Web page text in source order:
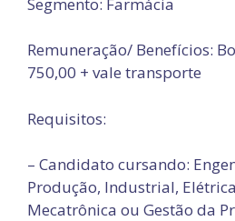
Remuneração/ Benefícios:
750,00 + vale transporte
Requisitos:
– Candidato cursando:
Produção, Industrial,
Mecatrônica ou Gestão da